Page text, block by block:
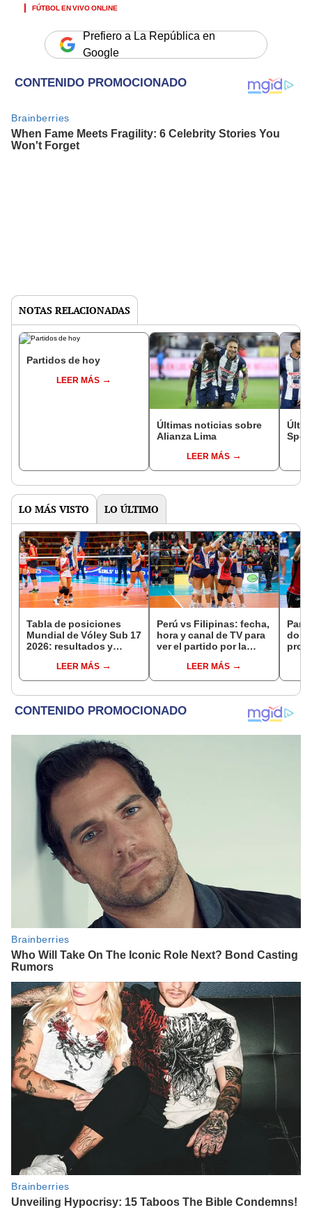
FÚTBOL EN VIVO ONLINE
Prefiero a La República en
Google
NOTAS RELACIONADAS
Partidos de hoy
LEER MÁS
Últimas noticias sobre
Alianza Lima
LEER MÁS
LO MÁS VISTO LO ÚLTIMO
Tabla de posiciones
Mundial de Vóley Sub 17
2026: resultados y
de gruposLEER MÁS
Perú vs Filipinas: fecha,
hora y canal de TV para
ver el partido por la
17 de Vóley 2026
LEER MÁS